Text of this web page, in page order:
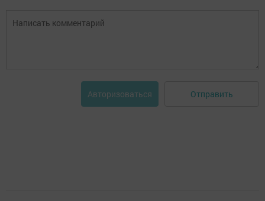
Авторизоваться Отправить